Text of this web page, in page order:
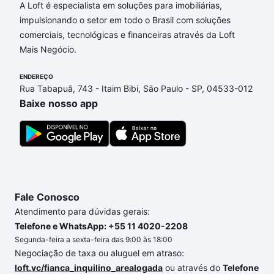
Aqui na Loft temos a oferta ideal para você, com
Imóveis à venda em avenida andromeda - Floradas
de São José, São José dos Campos, SP que custam
financiamento imobiliário as parcelas podem se
adequar ao seu orçamento. Se ainda tem alguma
dúvida dos custos envolvidos no processo de
compra, veja em nosso portal quanto custa comprar
um apartamento e conte com a gente para comprar
A Loft é especialista em soluções para imobiliárias,
impulsionando o setor em todo o Brasil com soluções
comerciais, tecnológicas e financeiras através da Loft
Mais Negócio.
ENDEREÇO
Rua Tabapuã, 743 - Itaim Bibi, São Paulo - SP, 04533-012
Baixe nosso app
Fale Conosco
Atendimento para dúvidas gerais:
Telefone e WhatsApp: +55 11 4020-2208
Segunda-feira a sexta-feira das 9:00 às 18:00
Negociação de taxa ou aluguel em atraso:
loft.vc/fianca_inquilino_arealogada ou através do Telefone